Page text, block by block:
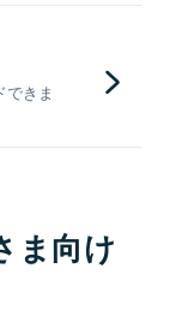
きま
ま向け